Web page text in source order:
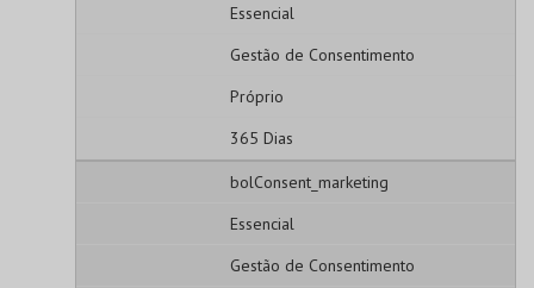
Essencial
Gestão de Consentimento
Próprio
365 Dias
bolConsent_marketing
Essencial
Gestão de Consentimento